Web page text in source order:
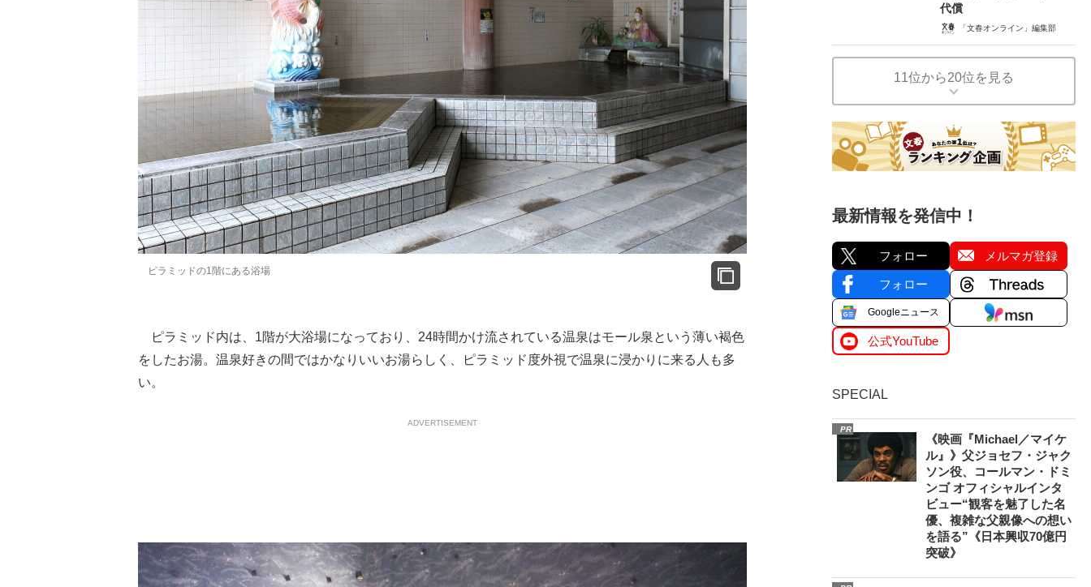
ピラミッドの1階にある浴場
ピラミッド内は、1階が大浴場になっており、24時間かけ流されている温泉はモール泉という薄い褐色
をしたお湯。温泉好きの間ではかなりいいお湯らしく、ピラミッド度外視で温泉に浸かりに来る人も多
い。
ADVERTISEMENT
代償
「文春オンライン」編集部
11位から20位を見る
最新情報を発信中！
フォロー メルマガ登録
フォロー
Googleニュース
公式YouTube
SPECIAL
PR
《映画『Michael／マイケ
ル』》父ジョセフ・ジャク
ソン役、コールマン・ドミ
ンゴ オフィシャルインタ
ビュー“観客を魅了した名
優、複雑な父親像への想い
を語る”《日本興収70億円
突破》